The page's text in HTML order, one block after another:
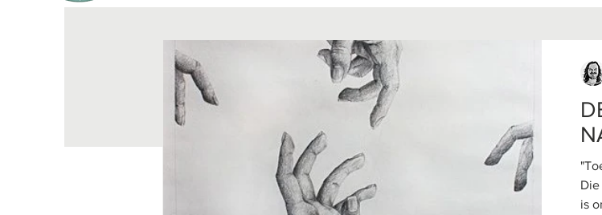
Die gaat ons gemakkelijk af als het ons eerst gelukt